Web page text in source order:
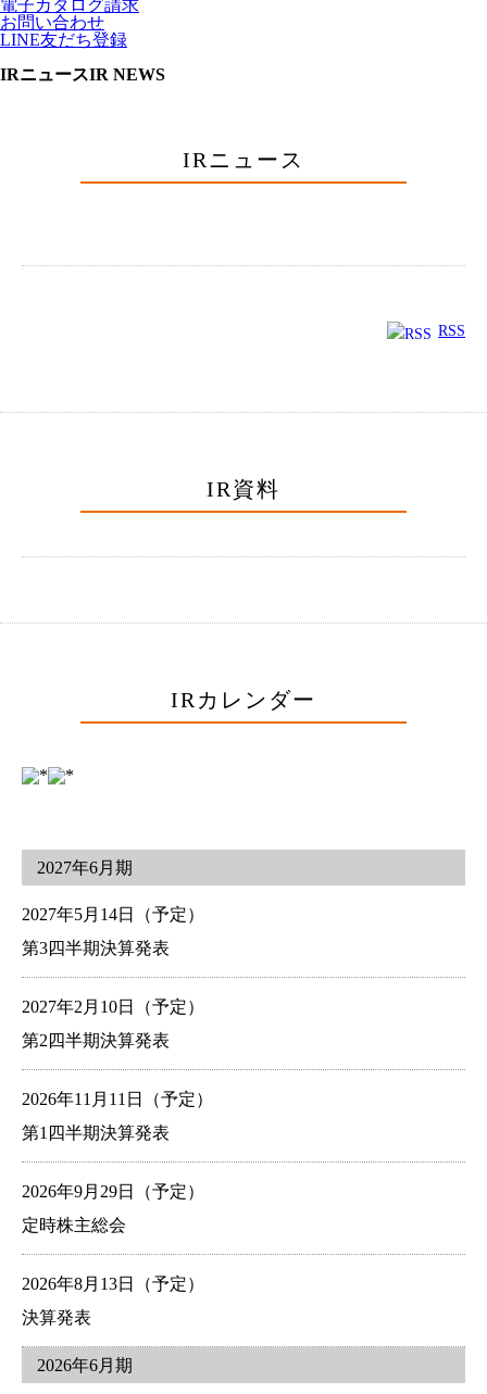
電子カタログ請求
お問い合わせ
LINE友だち登録
IRニュースIR NEWS
IRニュース
RSS
IR資料
IRカレンダー
2027年6月期
2027年5月14日（予定）
第3四半期決算発表
2027年2月10日（予定）
第2四半期決算発表
2026年11月11日（予定）
第1四半期決算発表
2026年9月29日（予定）
定時株主総会
2026年8月13日（予定）
決算発表
2026年6月期